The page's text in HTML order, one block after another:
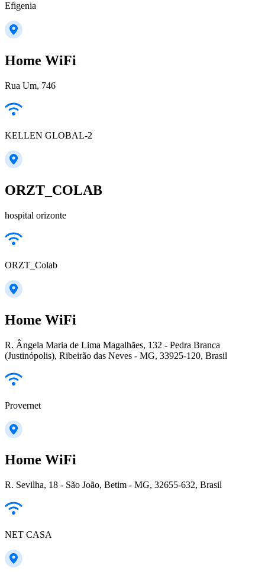
Efigenia
Home WiFi
Rua Um, 746
KELLEN GLOBAL-2
ORZT_COLAB
hospital orizonte
ORZT_Colab
Home WiFi
R. Ângela Maria de Lima Magalhães, 132 - Pedra Branca
(Justinópolis), Ribeirão das Neves - MG, 33925-120, Brasil
Provernet
Home WiFi
R. Sevilha, 18 - São João, Betim - MG, 32655-632, Brasil
NET CASA